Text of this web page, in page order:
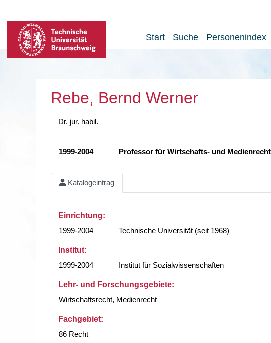
Start Suche Personenindex
Rebe, Bernd Werner
Dr. jur. habil.
1999-2004 Professor für Wirtschafts- und Medienrecht
Katalogeintrag
Einrichtung:
1999-2004
Technische Universität (seit 1968)
Institut:
1999-2004
Institut für Sozialwissenschaften
Lehr- und Forschungsgebiete:
Wirtschaftsrecht, Medienrecht
Fachgebiet:
86 Recht